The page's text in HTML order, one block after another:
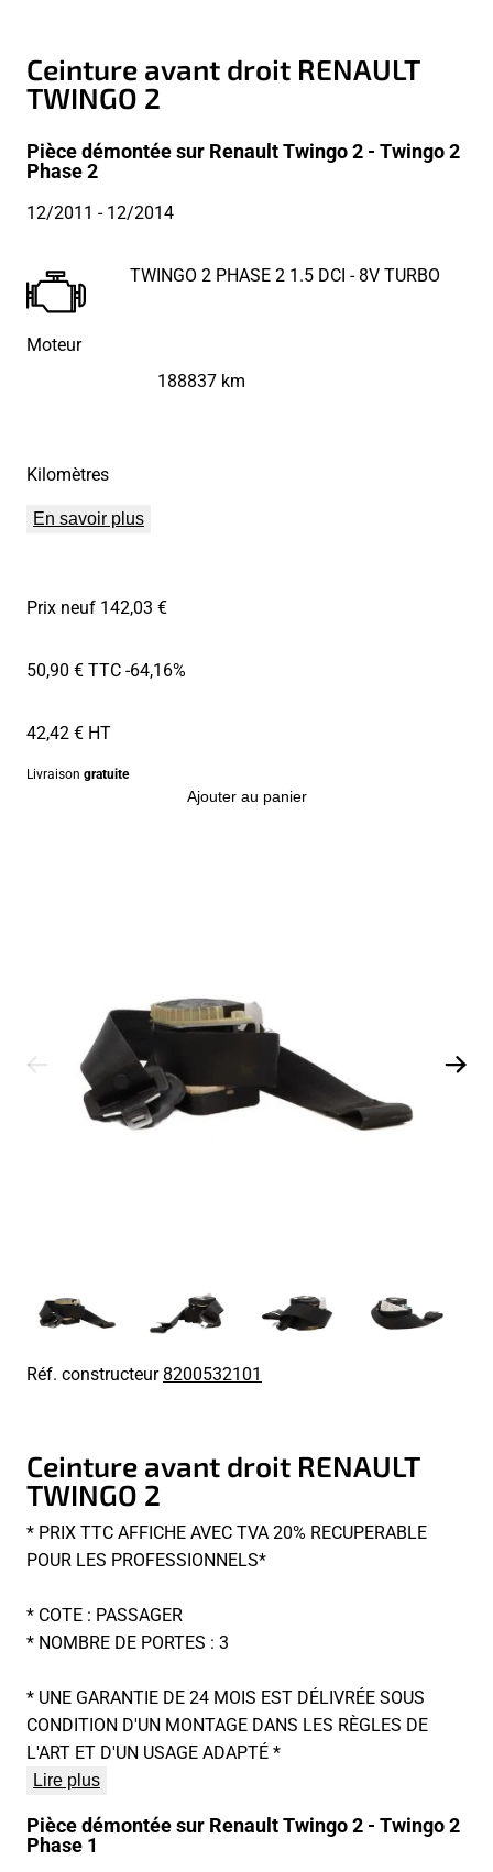
Ceinture avant droit RENAULT
TWINGO 2
Pièce démontée sur Renault Twingo 2 - Twingo 2
Phase 2
12/2011 - 12/2014
Moteur
TWINGO 2 PHASE 2 1.5 DCI - 8V TURBO
Kilomètres
188837 km
En savoir plus
Prix neuf 142,03 €
50,90 € TTC-64,16%
42,42 € HT
Livraison gratuite
Ajouter au panier
Réf. constructeur8200532101
Ceinture avant droit RENAULT
TWINGO 2
* PRIX TTC AFFICHE AVEC TVA 20% RECUPERABLE
POUR LES PROFESSIONNELS*
* COTE : PASSAGER
* NOMBRE DE PORTES : 3
* UNE GARANTIE DE 24 MOIS EST DÉLIVRÉE SOUS
CONDITION D'UN MONTAGE DANS LES RÈGLES DE
L'ART ET D'UN USAGE ADAPTÉ *
Lire plus
Pièce démontée sur Renault Twingo 2 - Twingo 2
Phase 1